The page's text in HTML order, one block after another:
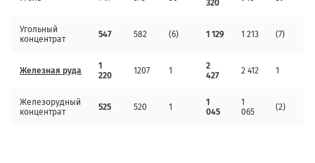
320
Угольный
концентрат
547 582 (6) 1 129 1 213 (7)
Железная руда
1
220
1207 1
2
427
2 412 1
Железорудный
концентрат
525 520 1
1
045
1
065
(2)